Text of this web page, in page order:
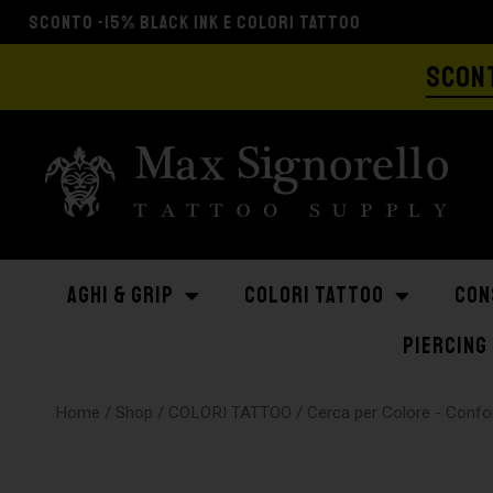
AGHI & GRIP COLORI TATTOO
PIERCING
Home / Shop / COLORI TATTOO / Cerca per Colore -